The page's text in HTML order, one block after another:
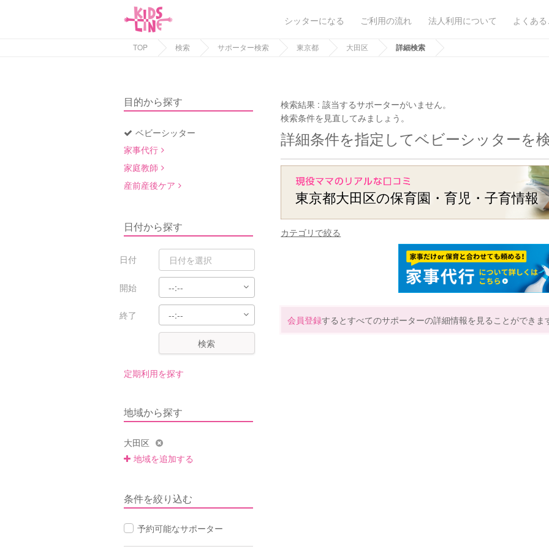
シッターになる ご利用の流れ 法人利用について よくあ
TOP 検索 サポーター検索 東京都 大田区 詳細検索
目的から探す
ベビーシッター
家事代行
家庭教師
産前産後ケア
日付から探す
日付
開始
終了
検索
定期利用を探す
地域から探す
大田区
地域を追加する
条件を絞り込む
予約可能なサポーター
検索結果 :該当するサポーターがいません。
検索条件を見直してみましょう。
詳細条件を指定してベビーシッターを
東京都大田区の保育園・育児・子育情報
カテゴリで絞る
会員登録するとすべてのサポーターの詳細情報を見ることができま